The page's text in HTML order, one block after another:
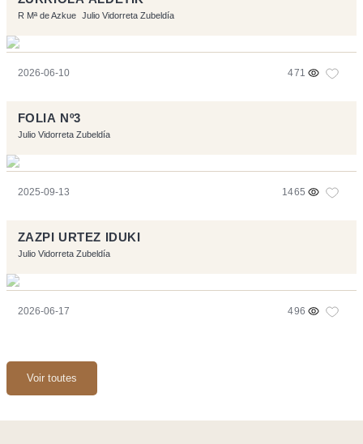
R Mª de Azkue Julio Vidorreta Zubeldía
2026-06-10 471
FOLIA Nº3
Julio Vidorreta Zubeldía
2025-09-13 1465
ZAZPI URTEZ IDUKI
Julio Vidorreta Zubeldía
2026-06-17 496
Voir toutes